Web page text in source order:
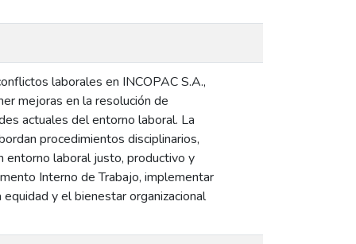
laborales en INCOPAC S.A.,
mejoras en la resolución de
actuales del entorno laboral. La
procedimientos disciplinarios,
entorno laboral justo, productivo y
Interno de Trabajo, implementar
y el bienestar organizacional